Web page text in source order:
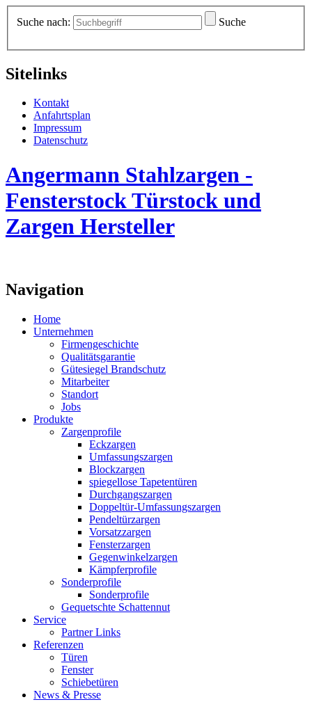
Suche nach: Suche
Sitelinks
Kontakt
Anfahrtsplan
Impressum
Datenschutz
Angermann Stahlzargen -
Fensterstock Türstock und
Zargen Hersteller
Navigation
Home
Unternehmen
Firmengeschichte
Qualitätsgarantie
Gütesiegel Brandschutz
Mitarbeiter
Standort
Jobs
Produkte
Zargenprofile
Eckzargen
Umfassungszargen
Blockzargen
spiegellose Tapetentüren
Durchgangszargen
Doppeltür-Umfassungszargen
Pendeltürzargen
Vorsatzzargen
Fensterzargen
Gegenwinkelzargen
Kämpferprofile
Sonderprofile
Sonderprofile
Gequetschte Schattennut
Service
Partner Links
Referenzen
Türen
Fenster
Schiebetüren
News & Presse